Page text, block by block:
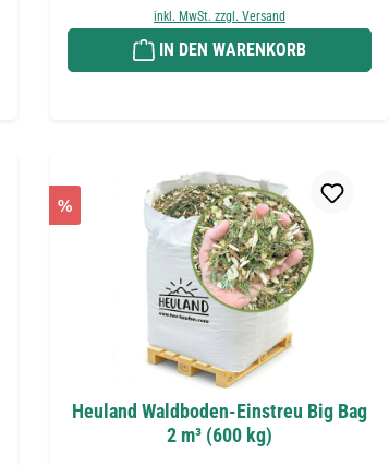
inkl. MwSt. zzgl. Versand
IN DEN WARENKORB
%
Heuland Waldboden-Einstreu Big Bag
2 m³ (600 kg)